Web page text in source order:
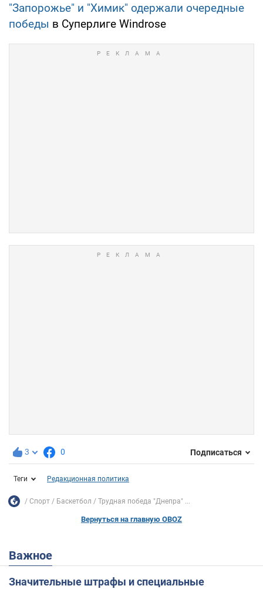
"Запорожье" и "Химик" одержали очередные
победы в Суперлиге Windrose
3 0 Подписаться
Теги Редакционная политика
Спорт Баскетбол Трудная победа "Днепра" ...
Вернуться на главную OBOZ
Важное
Значительные штрафы и специальные